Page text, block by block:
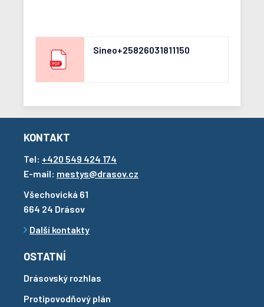
Sineo+25826031811150
KONTAKT
Tel: +420 549 424 174
E-mail: mestys@drasov.cz
Všechovická 61
664 24 Drásov
Další kontakty
OSTATNÍ
Drásovský rozhlas
Protipovodňový plán